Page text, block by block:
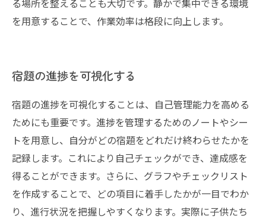
る場所を整えることも大切です。静かで集中できる環境
を用意することで、作業効率は格段に向上します。
宿題の進捗を可視化する
宿題の進捗を可視化することは、自己管理能力を高める
ためにも重要です。進捗を管理するためのノートやシー
トを用意し、自分がどの宿題をどれだけ終わらせたかを
記録します。これにより自己チェックができ、達成感を
得ることができます。さらに、グラフやチェックリスト
を作成することで、どの項目に着手したかが一目でわか
り、進行状況を把握しやすくなります。実際に子供たち